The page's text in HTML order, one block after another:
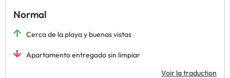
Normal
Cerca de la playa y buenas vistas
Apartamento entregado sin limpiar
Voir la traduction